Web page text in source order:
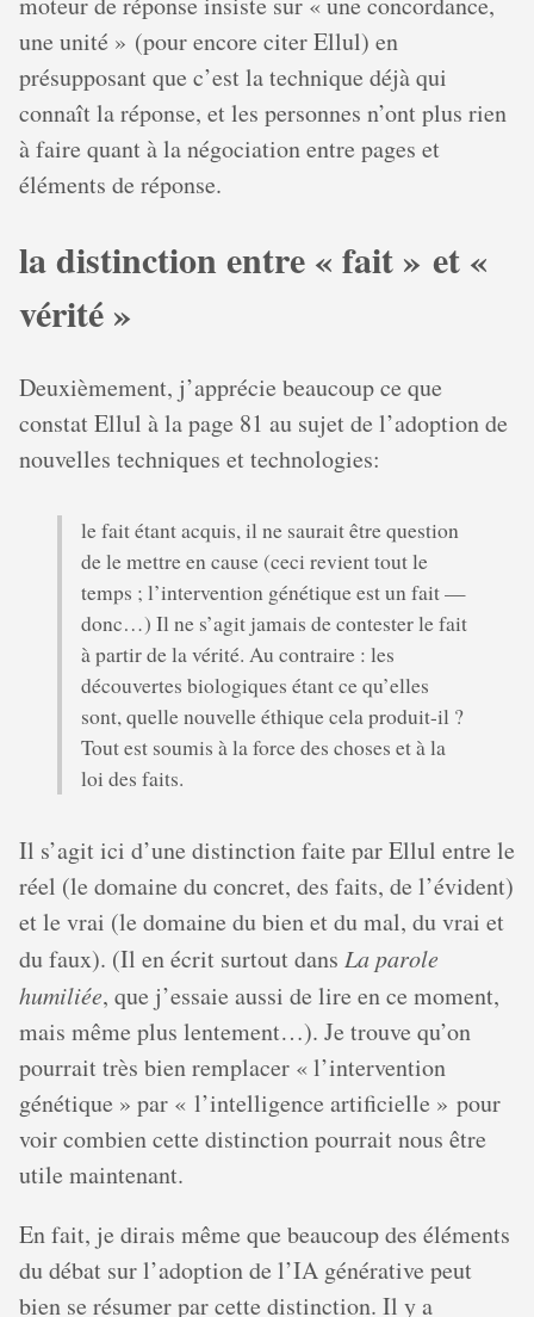
une unité » (pour encore citer Ellul) en
présupposant que c’est la technique déjà qui
connaît la réponse, et les personnes n’ont plus rien
à faire quant à la négociation entre pages et
éléments de réponse.
la distinction entre « fait » et «
vérité »
Deuxièmement, j’apprécie beaucoup ce que
constat Ellul à la page 81 au sujet de l’adoption de
nouvelles techniques et technologies:
le fait étant acquis, il ne saurait être question
de le mettre en cause (ceci revient tout le
temps ; l’intervention génétique est un fait —
donc…) Il ne s’agit jamais de contester le fait
à partir de la vérité. Au contraire : les
découvertes biologiques étant ce qu’elles
sont, quelle nouvelle éthique cela produit-il ?
Tout est soumis à la force des choses et à la
loi des faits.
Il s’agit ici d’une distinction faite par Ellul entre le
réel (le domaine du concret, des faits, de l’évident)
et le vrai (le domaine du bien et du mal, du vrai et
du faux). (Il en écrit surtout dans La parole
humiliée, que j’essaie aussi de lire en ce moment,
mais même plus lentement…). Je trouve qu’on
pourrait très bien remplacer « l’intervention
génétique » par « l’intelligence artificielle » pour
voir combien cette distinction pourrait nous être
utile maintenant.
En fait, je dirais même que beaucoup des éléments
du débat sur l’adoption de l’IA générative peut
bien se résumer par cette distinction. Il y a